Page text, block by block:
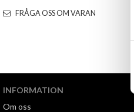
FRÅGA OSS OM VARAN
INFORMATION
Om oss